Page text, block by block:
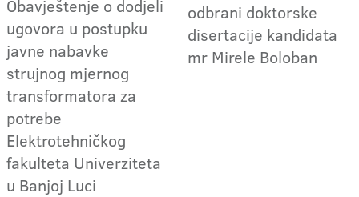
Obavještenje o dodjeli
ugovora u postupku
javne nabavke
strujnog mjernog
transformatora za
potrebe
Elektrotehničkog
fakulteta Univerziteta
u Banjoj Luci
odbrani doktorske
disertacije kandidata
mr Mirele Boloban